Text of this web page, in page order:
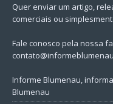
Quer enviar um artigo,
comerciais ou
Fale conosco pela nossa
Informe Blumenau,
Blumenau